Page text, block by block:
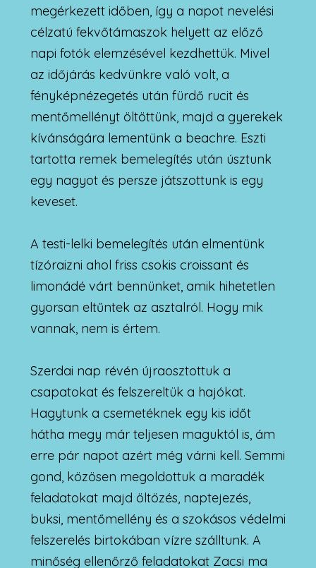
megérkezett időben, így a napot nevelési
célzatú fekvőtámaszok helyett az előző
napi fotók elemzésével kezdhettük. Mivel
az időjárás kedvünkre való volt, a
fényképnézegetés után fürdő rucit és
mentőmellényt öltöttünk, majd a gyerekek
kívánságára lementünk a beachre. Eszti
tartotta remek bemelegítés után úsztunk
egy nagyot és persze játszottunk is egy
keveset.
A testi-lelki bemelegítés után elmentünk
tízóraizni ahol friss csokis croissant és
limonádé várt bennünket, amik hihetetlen
gyorsan eltűntek az asztalról. Hogy mik
vannak, nem is értem.
Szerdai nap révén újraosztottuk a
csapatokat és felszereltük a hajókat.
Hagytunk a csemetéknek egy kis időt
hátha megy már teljesen maguktól is, ám
erre pár napot azért még várni kell. Semmi
gond, közösen megoldottuk a maradék
feladatokat majd öltözés, naptejezés,
buksi, mentőmellény és a szokásos védelmi
felszerelés birtokában vízre szálltunk. A
minőség ellenőrző feladatokat Zacsi ma